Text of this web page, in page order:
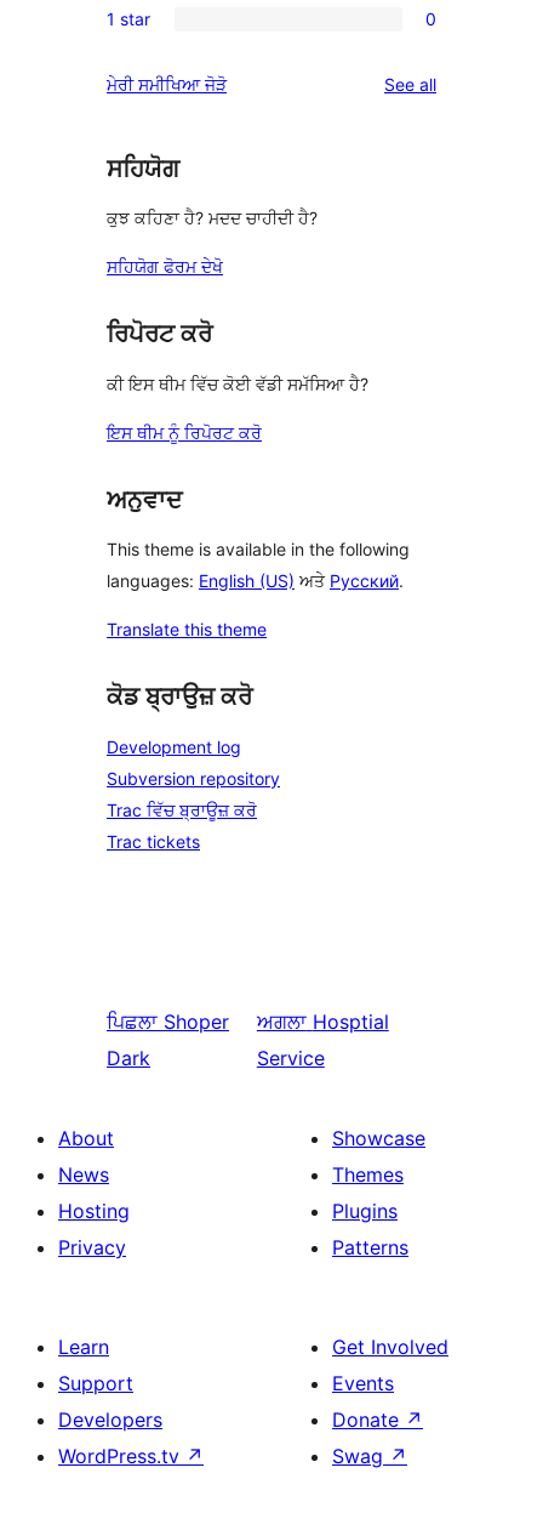
reviews
star
2-
reviews
0
star
1 star 0
ਮੇਰੀ ਸਮੀਖਿਆ ਜੋੜੋ See allreviews
ਸਹਿਯੋਗ
ਕੁਝ ਕਹਿਣਾ ਹੈ? ਮਦਦ ਚਾਹੀਦੀ ਹੈ?
ਸਹਿਯੋਗ ਫੋਰਮ ਦੇਖੋ
ਰਿਪੋਰਟ ਕਰੋ
ਕੀ ਇਸ ਥੀਮ ਵਿੱਚ ਕੋਈ ਵੱਡੀ ਸਮੱਸਿਆ ਹੈ?
ਇਸ ਥੀਮ ਨੂੰ ਰਿਪੋਰਟ ਕਰੋ
ਅਨੁਵਾਦ
This theme is available in the following
languages: English (US) ਅਤੇ Русский.
Translate this theme
ਕੋਡ ਬ੍ਰਾਉਜ਼ ਕਰੋ
Development log
Subversion repository
Trac ਵਿੱਚ ਬ੍ਰਾਊਜ਼ ਕਰੋ
Trac tickets
ਪਿਛਲਾ Shoper
Dark
ਅਗਲਾ Hosptial
Service
About
News
Hosting
Privacy
Showcase
Themes
Plugins
Patterns
Learn
Support
Developers
WordPress.tv ↗
Get Involved
Events
Donate ↗
Swag ↗